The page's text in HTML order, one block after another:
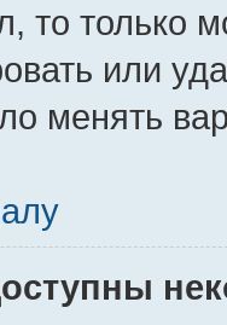
то только
или
менять